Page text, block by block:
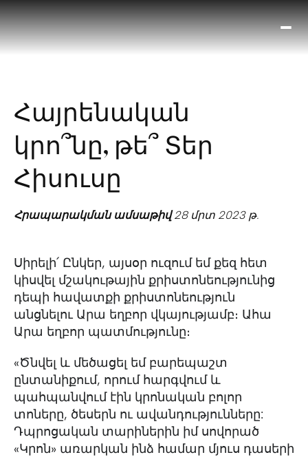
Հայրենական
կրո՞նը, թե՞ Տեր
Հիսուսը
Հրապարակման ամսաթիվ28 մրտ 2023 թ.
Սիրելի՛ Ընկեր, այսօր ուզում եմ քեզ հետ
կիսվել մշակութային քրիստոնեությունից
դեպի հավատքի քրիստոնեություն
անցնելու Արա եղբոր վկայությամբ։ Ահա
Արա եղբոր պատմությունը։
«Ծնվել և մեծացել եմ բարեպաշտ
ընտանիքում, որում հարգվում և
պահպանվում էին կրոնական բոլոր
տոները, ծեսերն ու ավանդությունները:
Դպրոցական տարիներին իմ սովորած
«Կրոն» առարկան ինձ համար մյուս դասերի